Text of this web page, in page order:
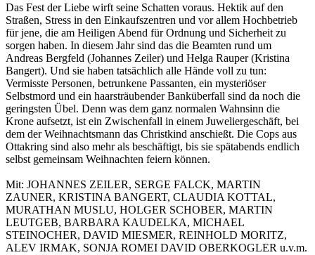
Das Fest der Liebe wirft seine Schatten voraus. Hektik auf den
Straßen, Stress in den Einkaufszentren und vor allem Hochbetrieb
für jene, die am Heiligen Abend für Ordnung und Sicherheit zu
sorgen haben. In diesem Jahr sind das die Beamten rund um
Andreas Bergfeld (Johannes Zeiler) und Helga Rauper (Kristina
Bangert). Und sie haben tatsächlich alle Hände voll zu tun:
Vermisste Personen, betrunkene Passanten, ein mysteriöser
Selbstmord und ein haarsträubender Banküberfall sind da noch die
geringsten Übel. Denn was dem ganz normalen Wahnsinn die
Krone aufsetzt, ist ein Zwischenfall in einem Juweliergeschäft, bei
dem der Weihnachtsmann das Christkind anschießt. Die Cops aus
Ottakring sind also mehr als beschäftigt, bis sie spätabends endlich
selbst gemeinsam Weihnachten feiern können.
Mit: JOHANNES ZEILER, SERGE FALCK, MARTIN
ZAUNER, KRISTINA BANGERT, CLAUDIA KOTTAL,
MURATHAN MUSLU, HOLGER SCHOBER, MARTIN
LEUTGEB, BARBARA KAUDELKA, MICHAEL
STEINOCHER, DAVID MIESMER, REINHOLD MORITZ,
ALEV IRMAK, SONJA ROMEI DAVID OBERKOGLER u.v.m.